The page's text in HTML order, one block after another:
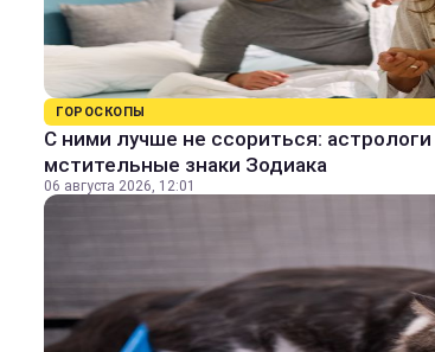
ГОРОСКОПЫ
С ними лучше не ссориться:
мстительные знаки Зодиака
06 августа 2026, 12:01